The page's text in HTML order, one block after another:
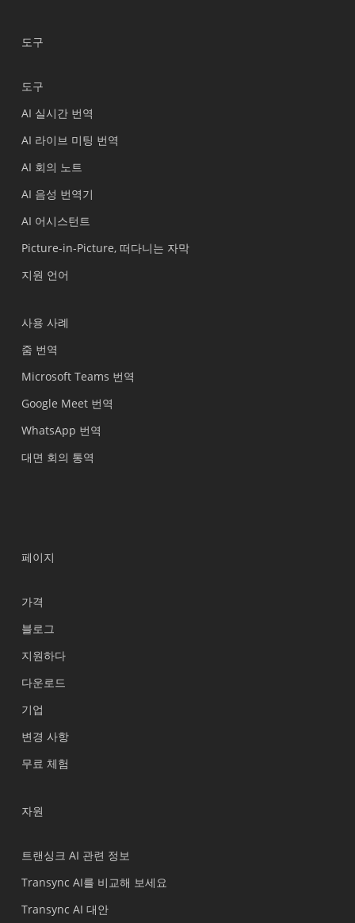
도구
도구
AI 실시간 번역
AI 라이브 미팅 번역
AI 회의 노트
AI 음성 번역기
AI 어시스턴트
Picture-in-Picture, 떠다니는 자막
지원 언어
사용 사례
줌 번역
Microsoft Teams 번역
Google Meet 번역
WhatsApp 번역
대면 회의 통역
페이지
가격
블로그
지원하다
다운로드
기업
변경 사항
무료 체험
자원
트랜싱크 AI 관련 정보
Transync AI를 비교해 보세요
Transync AI 대안